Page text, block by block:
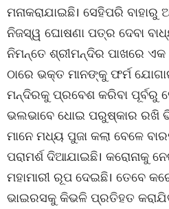
ମନାକରାଯାଇଛି। ସେହିପରି ବାହାରୁ
ନିଜସ୍ୱ ଘୋଷଣା ପତ୍ର ଦେବା
ନିମନ୍ତେ ଶ୍ରୀମନ୍ଦିର ପାଖରେ
ଠାରେ ଭକ୍ତ ମାନଙ୍କୁ ଫର୍ମ
ମନ୍ଦିରକୁ ପ୍ରବେଶ କରିବା ପୂର୍ବରୁ
ଭଲଭାବେ ଧୋଇ ପରୁଷ୍କାର ରଖି
ମାନେ ମଧ୍ୟ ପୁଜା କଲା ବେଳେ
ପରାମର୍ଶ ଦିଆଯାଇଛି। କରୋନାକୁ
ମହାମାରୀ ରୂପ ଦେଇଛି। ତେବେ
ଭାଇରସକୁ କିଭଳି ପ୍ରତିହତ